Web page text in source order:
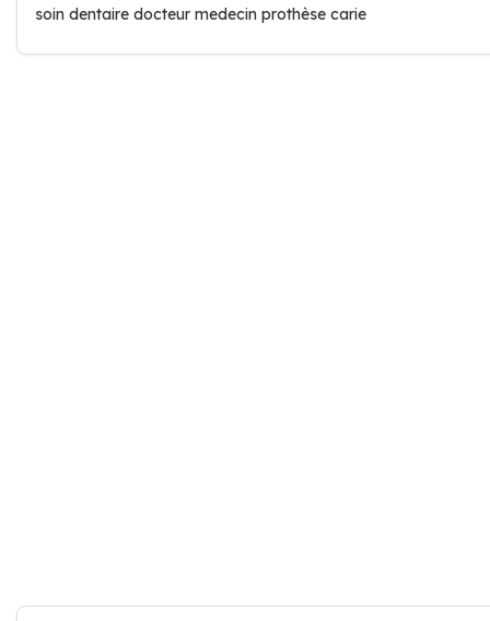
soin dentaire docteur medecin prothèse carie